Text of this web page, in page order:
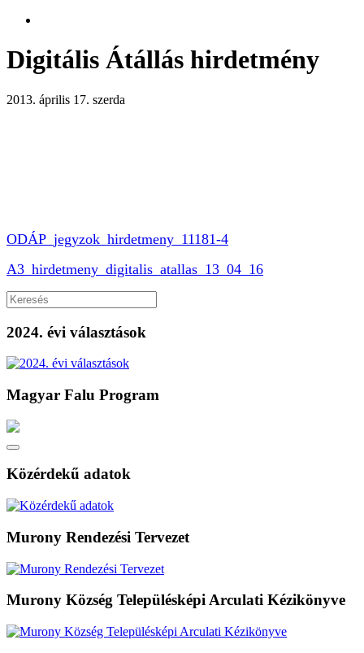
Digitális Átállás hirdetmény
2013. április 17. szerda
ODÁP_jegyzok_hirdetmeny_11181-4
A3_hirdetmeny_digitalis_atallas_13_04_16
2024. évi választások
Magyar Falu Program
Közérdekű adatok
Murony Rendezési Tervezet
Murony Község Településképi Arculati Kézikönyve